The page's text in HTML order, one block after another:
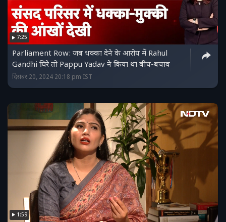
7:25
Parliament Row: जब धक्का देने के आरोप में Rahul
Gandhi घिरे तो Pappu Yadav ने किया था बीच-बचाव
दिसंबर 20, 2024 20:18 pm IST
1:59